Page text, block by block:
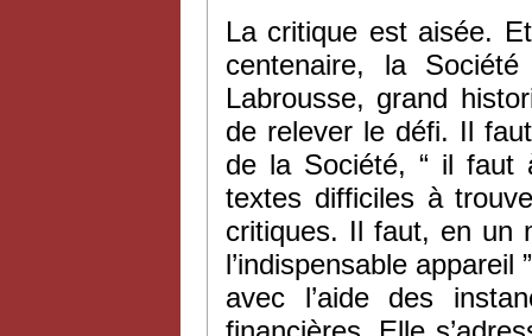
La critique est aisée.
centenaire, la
Labrousse, grand
de relever le défi. Il
de la Société, “ il faut
textes difficiles à
critiques. Il faut, en un
l’indispensable
avec l’aide des